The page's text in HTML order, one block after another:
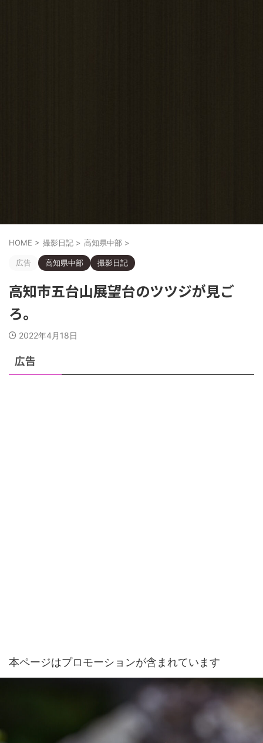
HOME > 撮影日記 > 高知県中部 >
広告 高知県中部 撮影日記
高知市五台山展望台のツツジが見ご
ろ。
2022年4月18日
広告
本ページはプロモーションが含まれています